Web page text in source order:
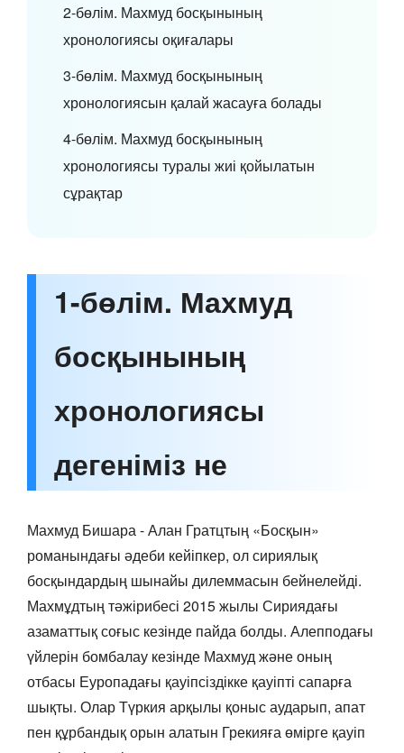
2-бөлім. Махмуд босқынының
хронологиясы оқиғалары
3-бөлім. Махмуд босқынының
хронологиясын қалай жасауға болады
4-бөлім. Махмуд босқынының
хронологиясы туралы жиі қойылатын
сұрақтар
1-бөлім. Махмуд
босқынының
хронологиясы
дегеніміз не
Махмуд Бишара - Алан Гратцтың «Босқын»
романындағы әдеби кейіпкер, ол сириялық
босқындардың шынайы дилеммасын бейнелейді.
Махмұдтың тәжірибесі 2015 жылы Сириядағы
азаматтық соғыс кезінде пайда болды. Алепподағы
үйлерін бомбалау кезінде Махмуд және оның
отбасы Еуропадағы қауіпсіздікке қауіпті сапарға
шықты. Олар Түркия арқылы қоныс аударып, апат
пен құрбандық орын алатын Грекияға өмірге қауіп